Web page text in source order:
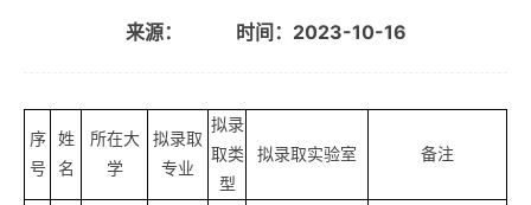
来源： 时间：2023-10-16
序
号
姓
名
所在大
学
拟录取
专业
拟录
取类
型
拟录取实验室 备注